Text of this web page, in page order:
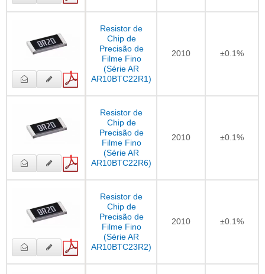
Resistor de
Chip de
Precisão de
Filme Fino
(Série AR
AR10BTC22R1)
2010 ±0.1%
Resistor de
Chip de
Precisão de
Filme Fino
(Série AR
AR10BTC22R6)
2010 ±0.1%
Resistor de
Chip de
Precisão de
Filme Fino
(Série AR
AR10BTC23R2)
2010 ±0.1%